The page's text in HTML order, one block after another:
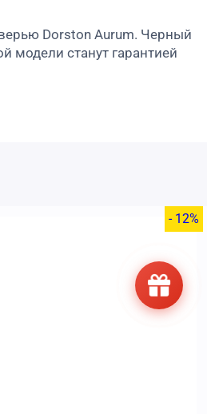
Dorston Aurum. Черный
модели станут гарантией
- 12%